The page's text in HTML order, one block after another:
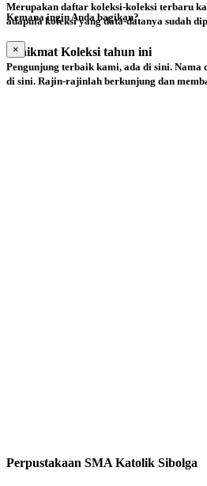
Merupakan daftar koleksi-koleksi terbaru
adapula koleksi yang data-datanya sudah
Penikmat Koleksi tahun ini
Pengunjung terbaik kami, ada di sini. Nama
di sini. Rajin-rajinlah berkunjung dan
Perpustakaan SMA Katolik Sibolga
Kemana ingin Anda bagikan?
×